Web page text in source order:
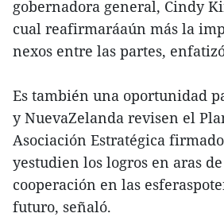
gobernadora general, Cindy
cual reafirmaráaún más la
nexos entre las partes,
Es también una oportunidad
y NuevaZelanda revisen el
Asociación Estratégica
yestudien los logros en aras
cooperación en las
futuro, señaló.